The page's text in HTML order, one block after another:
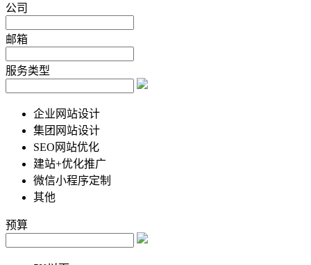
公司
邮箱
服务类型
企业网站设计
集团网站设计
SEO网站优化
建站+优化推广
微信小程序定制
其他
预算